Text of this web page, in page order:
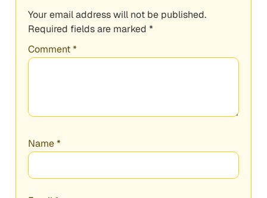
Your email address will not be published.
Required fields are marked *
Comment*
Name*